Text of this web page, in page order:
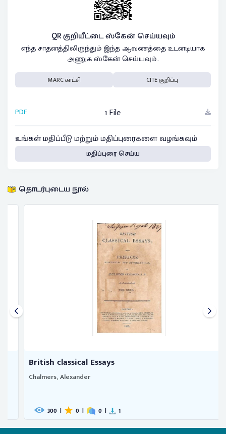
QR குறியீட்டை ஸ்கேன் செய்யவும்
எந்த சாதனத்திலிருந்தும் இந்த ஆவணத்தை உடனடியாக
அணுக ஸ்கேன் செய்யவும்..
MARC காட்சி CITE குறிப்பு
PDF
1 File
உங்கள் மதிப்பீடு மற்றும் மதிப்புரைகளை வழங்கவும்
மதிப்புரை செய்ய
தொடர்புடைய நூல்
British classical Essays
Chalmers, Alexander
300 | 0 | 0 |